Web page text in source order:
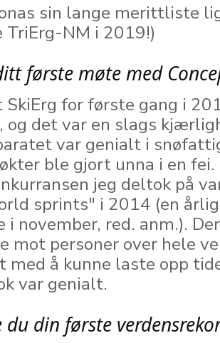
sin lange merittliste
NM i 2019!)
første møte med
SkiErg for første gang i
og det var en slags
var genialt i
ble gjort unna i en
jeg deltok på
sprints" i 2014 (en
i november, red. anm.).
mot personer over hele
med å kunne laste opp
var genialt.
din første